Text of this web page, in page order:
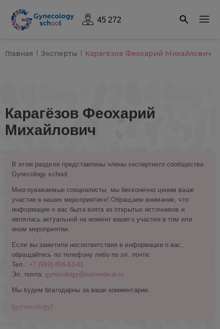
45 272
Главная Эксперты Карагёзов Феохарий Михайлович
Карагёзов Феохарий
Михайлович
В этом разделе представлены члены экспертного сообщества
Gynecology school.
Многоуважаемые специалисты, мы бесконечно ценим ваше
участие в наших мероприятиях! Обращаем внимание, что
информация о вас была взята из открытых источников и
являлась актуальной на момент вашего участия в том или
ином мероприятии.
Если вы заметили несоответствия в информации о вас,
обращайтесь по телефону либо по эл. почте:
Тел.: +7 (999) 894-83-41
Эл. почта: gynecology@rusmedical.ru
Мы будем благодарны за ваши комментарии.
[gynecology]